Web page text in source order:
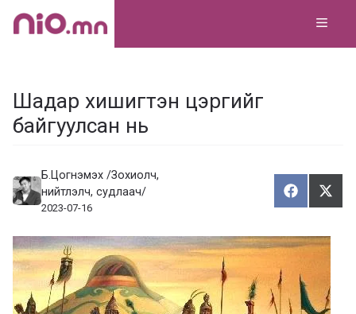
Skip
Шадар хишигтэн цэргийг
байгуулсан нь
Б.Цогнэмэх /Зохиолч,
нийтлэлч, судлаач/
2023-07-16
Х
у
а
а
ц
а
х
Т